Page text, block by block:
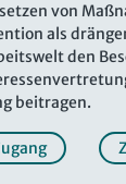
Karriere
von
als
den
beitragen.